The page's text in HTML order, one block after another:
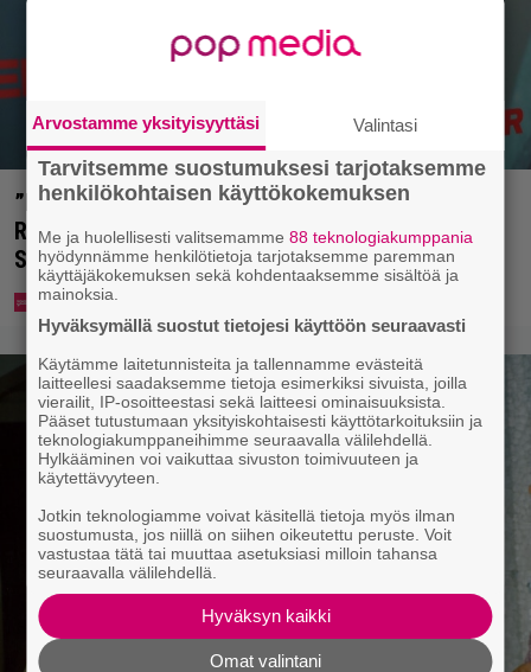
”Nukuimme kaikki viisi samassa huoneessa” –
Renny Harlinin perhe vietti unelmien kesän
Suomessa
Arvostamme yksityisyyttäsi Valintasi
Tarvitsemme suostumuksesi tarjotaksemme
henkilökohtaisen käyttökokemuksen
Me ja huolellisesti valitsemamme88 teknologiakumppania
hyödynnämme henkilötietoja tarjotaksemme paremman
käyttäjäkokemuksen sekä kohdentaaksemme sisältöä ja
mainoksia.
Hyväksymällä suostut tietojesi käyttöön seuraavasti
Käytämme laitetunnisteita ja tallennamme evästeitä
laitteellesi saadaksemme tietoja esimerkiksi sivuista, joilla
vierailit, IP-osoitteestasi sekä laitteesi ominaisuuksista.
Pääset tutustumaan yksityiskohtaisesti käyttötarkoituksiin ja
teknologiakumppaneihimme seuraavalla välilehdellä.
Hylkääminen voi vaikuttaa sivuston toimivuuteen ja
käytettävyyteen.
Jotkin teknologiamme voivat käsitellä tietoja myös ilman
suostumusta, jos niillä on siihen oikeutettu peruste. Voit
vastustaa tätä tai muuttaa asetuksiasi milloin tahansa
seuraavalla välilehdellä.
Hyväksyn kaikki
Omat valintani